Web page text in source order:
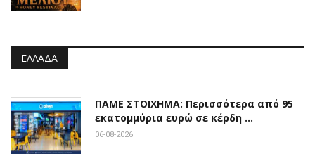
ΕΛΛΆΔΑ
ΠΑΜΕ ΣΤΟΙΧΗΜΑ: Περισσότερα από 95
εκατομμύρια ευρώ σε κέρδη …
06-08-2026